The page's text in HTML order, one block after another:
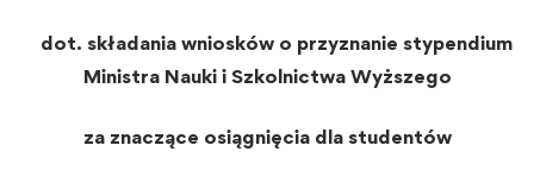
dot. składania wniosków o przyznanie stypendium
Ministra Nauki i Szkolnictwa Wyższego
za znaczące osiągnięcia dla studentów